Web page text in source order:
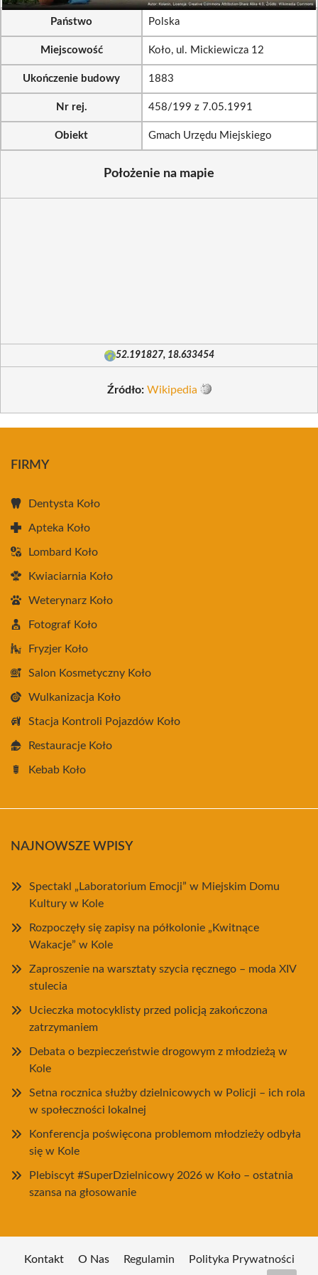
Państwo Polska
Miejscowość Koło, ul. Mickiewicza 12
Ukończenie budowy 1883
Nr rej. 458/199 z 7.05.1991
Obiekt Gmach Urzędu Miejskiego
Położenie na mapie
52.191827, 18.633454
Źródło: Wikipedia
FIRMY
Dentysta Koło
Apteka Koło
Lombard Koło
Kwiaciarnia Koło
Weterynarz Koło
Fotograf Koło
Fryzjer Koło
Salon Kosmetyczny Koło
Wulkanizacja Koło
Stacja Kontroli Pojazdów Koło
Restauracje Koło
Kebab Koło
NAJNOWSZE WPISY
Spectakl „Laboratorium Emocji” w Miejskim Domu
Kultury w Kole
Rozpoczęły się zapisy na półkolonie „Kwitnące
Wakacje” w Kole
Zaproszenie na warsztaty szycia ręcznego – moda XIV
stulecia
Ucieczka motocyklisty przed policją zakończona
zatrzymaniem
Debata o bezpieczeństwie drogowym z młodzieżą w
Kole
Setna rocznica służby dzielnicowych w Policji – ich rola
w społeczności lokalnej
Konferencja poświęcona problemom młodzieży odbyła
się w Kole
Plebiscyt #SuperDzielnicowy 2026 w Koło – ostatnia
szansa na głosowanie
Kontakt O Nas Regulamin Polityka Prywatności